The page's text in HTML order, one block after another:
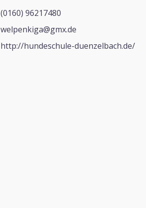
(0160) 96217480
welpenkiga@gmx.de
http://hundeschule-duenzelbach.de/